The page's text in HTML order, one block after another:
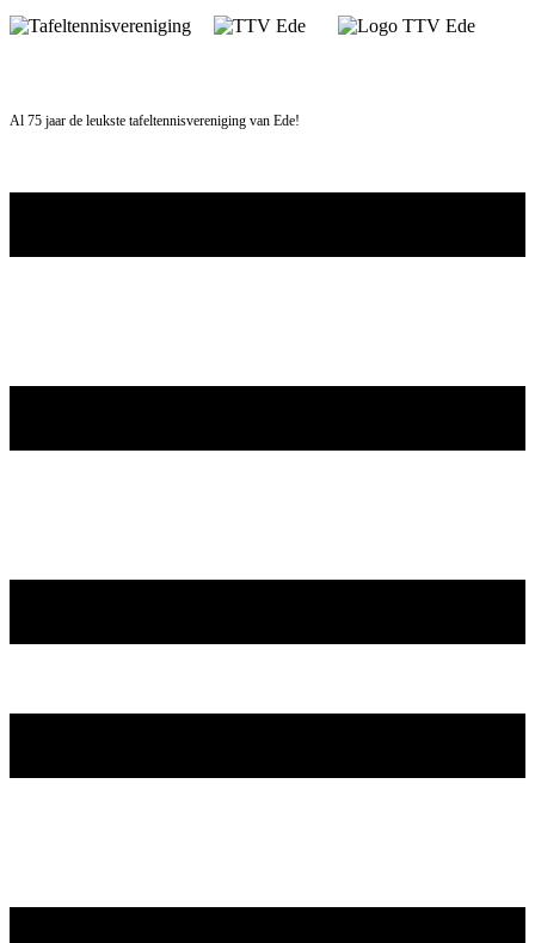
Skip
to
Al 75 jaar de leukste tafeltennisvereniging van Ede!